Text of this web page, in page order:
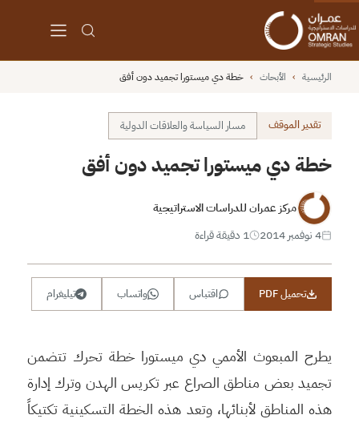
الرئيسية › الأبحاث › خطة دي ميستورا تجميد دون أفق
تقدير الموقف مسار السياسة والعلاقات الدولية
خطة دي ميستورا تجميد دون أفق
مركز عمران للدراسات الاستراتيجية
4 نوفمبر 2014
1 دقيقة قراءة
تحميل PDF اقتباس واتساب تيليغرام
يطرح المبعوث الأممي دي ميستورا خطة تحرك تتضمن
تجميد بعض مناطق الصراع عبر تكريس الهدن وترك إدارة
هذه المناطق لأبنائها، وتعد هذه الخطة التسكينية تكتيكاً